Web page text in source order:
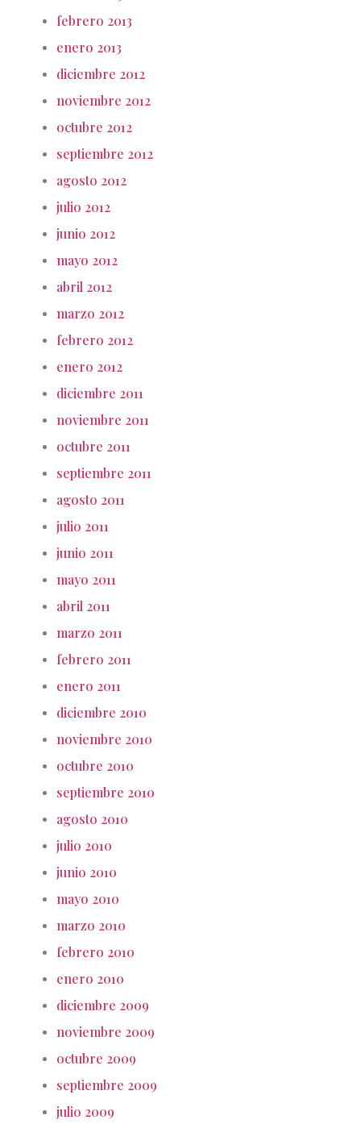
febrero 2013
enero 2013
diciembre 2012
noviembre 2012
octubre 2012
septiembre 2012
agosto 2012
julio 2012
junio 2012
mayo 2012
abril 2012
marzo 2012
febrero 2012
enero 2012
diciembre 2011
noviembre 2011
octubre 2011
septiembre 2011
agosto 2011
julio 2011
junio 2011
mayo 2011
abril 2011
marzo 2011
febrero 2011
enero 2011
diciembre 2010
noviembre 2010
octubre 2010
septiembre 2010
agosto 2010
julio 2010
junio 2010
mayo 2010
marzo 2010
febrero 2010
enero 2010
diciembre 2009
noviembre 2009
octubre 2009
septiembre 2009
julio 2009